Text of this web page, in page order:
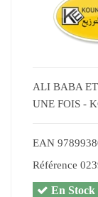
ALI BABA
UNE FOIS -
EAN
Référence
En Stock